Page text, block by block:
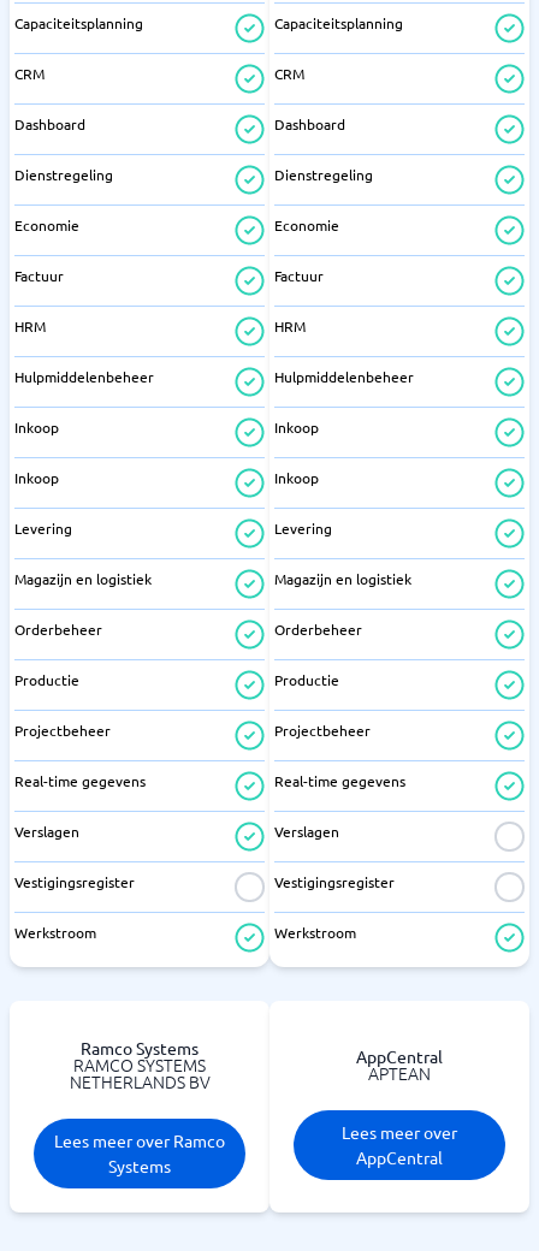
Capaciteitsplanning
CRM
Dashboard
Dienstregeling
Economie
Factuur
HRM
Hulpmiddelenbeheer
Inkoop
Inkoop
Levering
Magazijn en logistiek
Orderbeheer
Productie
Projectbeheer
Real-time gegevens
Verslagen
Vestigingsregister
Werkstroom
Capaciteitsplanning
CRM
Dashboard
Dienstregeling
Economie
Factuur
HRM
Hulpmiddelenbeheer
Inkoop
Inkoop
Levering
Magazijn en logistiek
Orderbeheer
Productie
Projectbeheer
Real-time gegevens
Verslagen
Vestigingsregister
Werkstroom
Ramco Systems
RAMCO SYSTEMS
NETHERLANDS BV
Lees meer over Ramco
Systems
AppCentral
APTEAN
Lees meer over
AppCentral